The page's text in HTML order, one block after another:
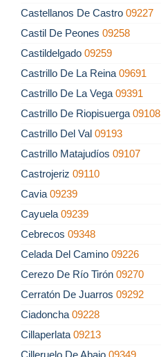
Castellanos De Castro 09227
Castil De Peones 09258
Castildelgado 09259
Castrillo De La Reina 09691
Castrillo De La Vega 09391
Castrillo De Riopisuerga 09108
Castrillo Del Val 09193
Castrillo Matajudíos 09107
Castrojeriz 09110
Cavia 09239
Cayuela 09239
Cebrecos 09348
Celada Del Camino 09226
Cerezo De Río Tirón 09270
Cerratón De Juarros 09292
Ciadoncha 09228
Cillaperlata 09213